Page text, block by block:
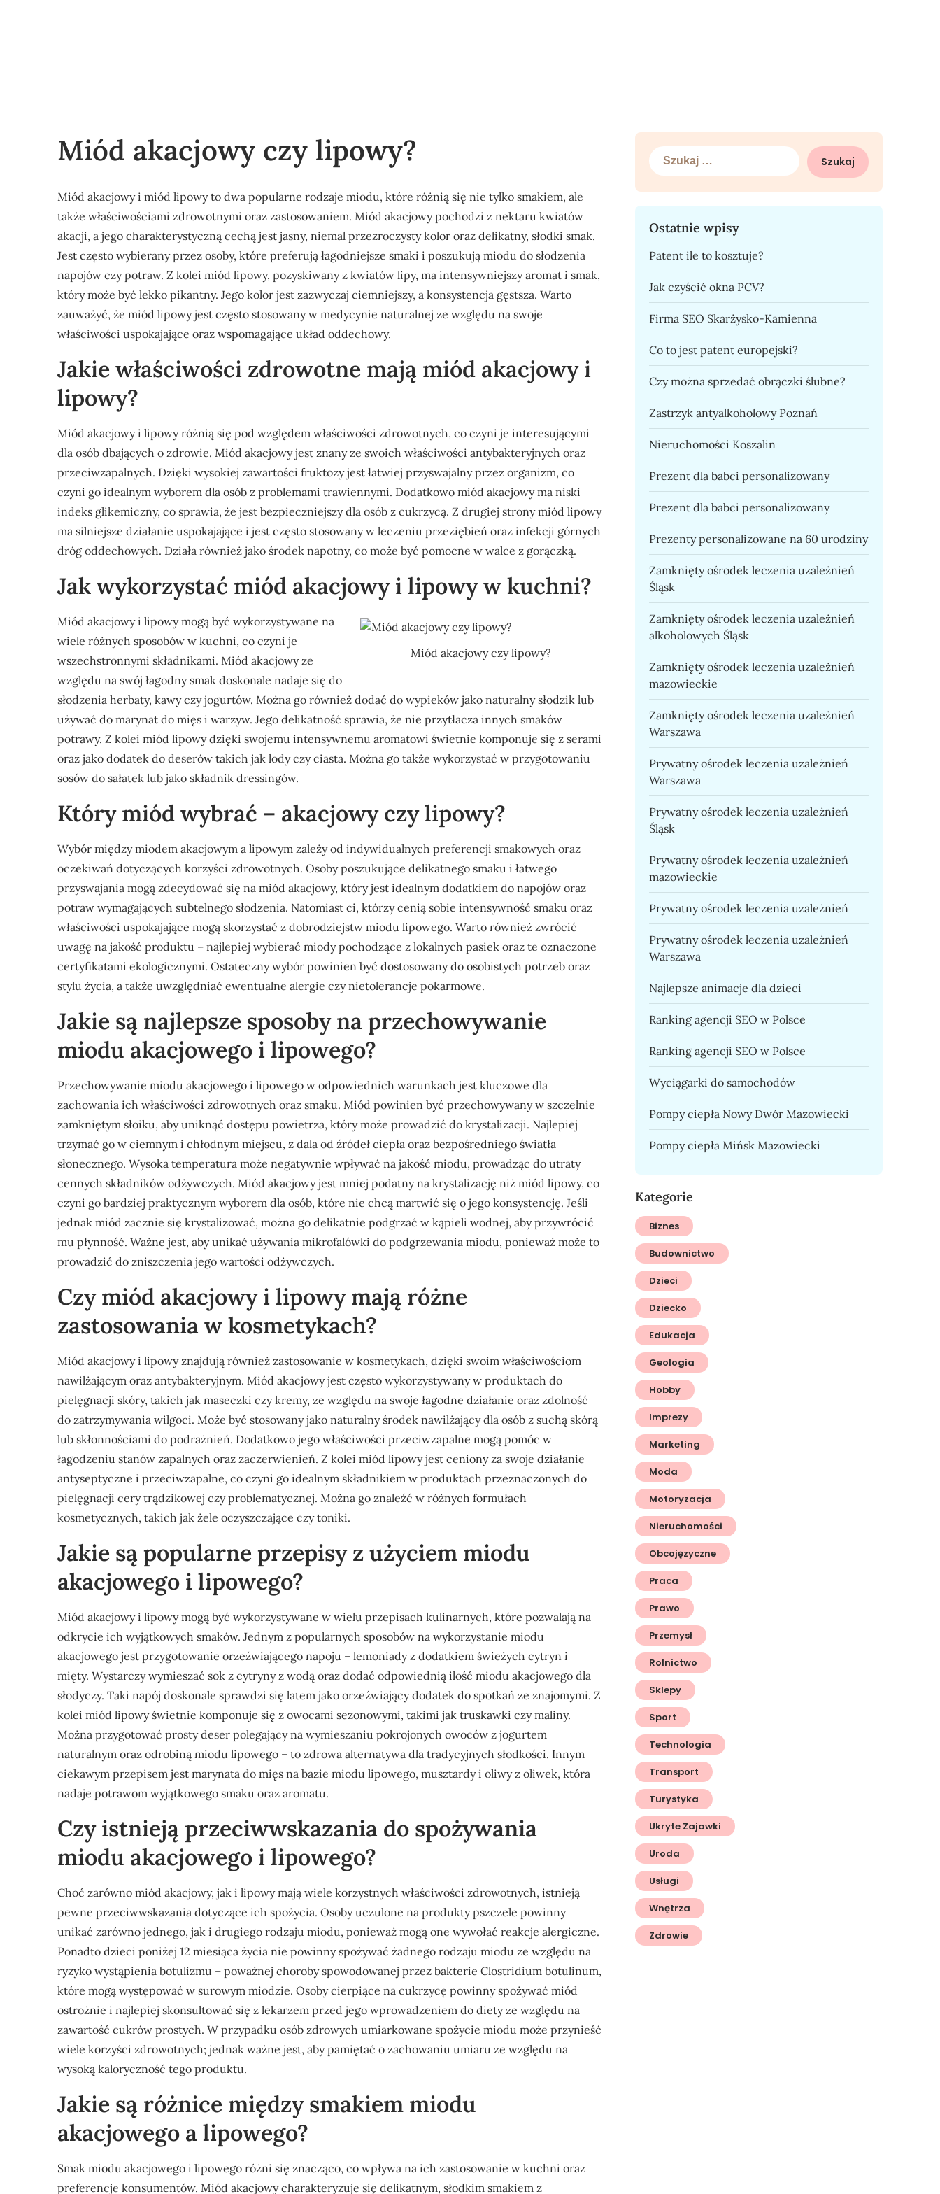
Miód akacjowy czy lipowy?
Miód akacjowy i miód lipowy to dwa popularne rodzaje miodu, które różnią się nie tylko smakiem, ale
także właściwościami zdrowotnymi oraz zastosowaniem. Miód akacjowy pochodzi z nektaru kwiatów
akacji, a jego charakterystyczną cechą jest jasny, niemal przezroczysty kolor oraz delikatny, słodki smak.
Jest często wybierany przez osoby, które preferują łagodniejsze smaki i poszukują miodu do słodzenia
napojów czy potraw. Z kolei miód lipowy, pozyskiwany z kwiatów lipy, ma intensywniejszy aromat i smak,
który może być lekko pikantny. Jego kolor jest zazwyczaj ciemniejszy, a konsystencja gęstsza. Warto
zauważyć, że miód lipowy jest często stosowany w medycynie naturalnej ze względu na swoje
właściwości uspokajające oraz wspomagające układ oddechowy.
Jakie właściwości zdrowotne mają miód akacjowy i
lipowy?
Miód akacjowy i lipowy różnią się pod względem właściwości zdrowotnych, co czyni je interesującymi
dla osób dbających o zdrowie. Miód akacjowy jest znany ze swoich właściwości antybakteryjnych oraz
przeciwzapalnych. Dzięki wysokiej zawartości fruktozy jest łatwiej przyswajalny przez organizm, co
czyni go idealnym wyborem dla osób z problemami trawiennymi. Dodatkowo miód akacjowy ma niski
indeks glikemiczny, co sprawia, że jest bezpieczniejszy dla osób z cukrzycą. Z drugiej strony miód lipowy
ma silniejsze działanie uspokajające i jest często stosowany w leczeniu przeziębień oraz infekcji górnych
dróg oddechowych. Działa również jako środek napotny, co może być pomocne w walce z gorączką.
Jak wykorzystać miód akacjowy i lipowy w kuchni?
Miód akacjowy czy lipowy?
Miód akacjowy i lipowy mogą być wykorzystywane na
wiele różnych sposobów w kuchni, co czyni je
wszechstronnymi składnikami. Miód akacjowy ze
względu na swój łagodny smak doskonale nadaje się do
słodzenia herbaty, kawy czy jogurtów. Można go również dodać do wypieków jako naturalny słodzik lub
używać do marynat do mięs i warzyw. Jego delikatność sprawia, że nie przytłacza innych smaków
potrawy. Z kolei miód lipowy dzięki swojemu intensywnemu aromatowi świetnie komponuje się z serami
oraz jako dodatek do deserów takich jak lody czy ciasta. Można go także wykorzystać w przygotowaniu
sosów do sałatek lub jako składnik dressingów.
Który miód wybrać – akacjowy czy lipowy?
Wybór między miodem akacjowym a lipowym zależy od indywidualnych preferencji smakowych oraz
oczekiwań dotyczących korzyści zdrowotnych. Osoby poszukujące delikatnego smaku i łatwego
przyswajania mogą zdecydować się na miód akacjowy, który jest idealnym dodatkiem do napojów oraz
potraw wymagających subtelnego słodzenia. Natomiast ci, którzy cenią sobie intensywność smaku oraz
właściwości uspokajające mogą skorzystać z dobrodziejstw miodu lipowego. Warto również zwrócić
uwagę na jakość produktu – najlepiej wybierać miody pochodzące z lokalnych pasiek oraz te oznaczone
certyfikatami ekologicznymi. Ostateczny wybór powinien być dostosowany do osobistych potrzeb oraz
stylu życia, a także uwzględniać ewentualne alergie czy nietolerancje pokarmowe.
Jakie są najlepsze sposoby na przechowywanie
miodu akacjowego i lipowego?
Przechowywanie miodu akacjowego i lipowego w odpowiednich warunkach jest kluczowe dla
zachowania ich właściwości zdrowotnych oraz smaku. Miód powinien być przechowywany w szczelnie
zamkniętym słoiku, aby uniknąć dostępu powietrza, który może prowadzić do krystalizacji. Najlepiej
trzymać go w ciemnym i chłodnym miejscu, z dala od źródeł ciepła oraz bezpośredniego światła
słonecznego. Wysoka temperatura może negatywnie wpływać na jakość miodu, prowadząc do utraty
cennych składników odżywczych. Miód akacjowy jest mniej podatny na krystalizację niż miód lipowy, co
czyni go bardziej praktycznym wyborem dla osób, które nie chcą martwić się o jego konsystencję. Jeśli
jednak miód zacznie się krystalizować, można go delikatnie podgrzać w kąpieli wodnej, aby przywrócić
mu płynność. Ważne jest, aby unikać używania mikrofalówki do podgrzewania miodu, ponieważ może to
prowadzić do zniszczenia jego wartości odżywczych.
Czy miód akacjowy i lipowy mają różne
zastosowania w kosmetykach?
Miód akacjowy i lipowy znajdują również zastosowanie w kosmetykach, dzięki swoim właściwościom
nawilżającym oraz antybakteryjnym. Miód akacjowy jest często wykorzystywany w produktach do
pielęgnacji skóry, takich jak maseczki czy kremy, ze względu na swoje łagodne działanie oraz zdolność
do zatrzymywania wilgoci. Może być stosowany jako naturalny środek nawilżający dla osób z suchą skórą
lub skłonnościami do podrażnień. Dodatkowo jego właściwości przeciwzapalne mogą pomóc w
łagodzeniu stanów zapalnych oraz zaczerwienień. Z kolei miód lipowy jest ceniony za swoje działanie
antyseptyczne i przeciwzapalne, co czyni go idealnym składnikiem w produktach przeznaczonych do
pielęgnacji cery trądzikowej czy problematycznej. Można go znaleźć w różnych formułach
kosmetycznych, takich jak żele oczyszczające czy toniki.
Jakie są popularne przepisy z użyciem miodu
akacjowego i lipowego?
Miód akacjowy i lipowy mogą być wykorzystywane w wielu przepisach kulinarnych, które pozwalają na
odkrycie ich wyjątkowych smaków. Jednym z popularnych sposobów na wykorzystanie miodu
akacjowego jest przygotowanie orzeźwiającego napoju – lemoniady z dodatkiem świeżych cytryn i
mięty. Wystarczy wymieszać sok z cytryny z wodą oraz dodać odpowiednią ilość miodu akacjowego dla
słodyczy. Taki napój doskonale sprawdzi się latem jako orzeźwiający dodatek do spotkań ze znajomymi. Z
kolei miód lipowy świetnie komponuje się z owocami sezonowymi, takimi jak truskawki czy maliny.
Można przygotować prosty deser polegający na wymieszaniu pokrojonych owoców z jogurtem
naturalnym oraz odrobiną miodu lipowego – to zdrowa alternatywa dla tradycyjnych słodkości. Innym
ciekawym przepisem jest marynata do mięs na bazie miodu lipowego, musztardy i oliwy z oliwek, która
nadaje potrawom wyjątkowego smaku oraz aromatu.
Czy istnieją przeciwwskazania do spożywania
miodu akacjowego i lipowego?
Choć zarówno miód akacjowy, jak i lipowy mają wiele korzystnych właściwości zdrowotnych, istnieją
pewne przeciwwskazania dotyczące ich spożycia. Osoby uczulone na produkty pszczele powinny
unikać zarówno jednego, jak i drugiego rodzaju miodu, ponieważ mogą one wywołać reakcje alergiczne.
Ponadto dzieci poniżej 12 miesiąca życia nie powinny spożywać żadnego rodzaju miodu ze względu na
ryzyko wystąpienia botulizmu – poważnej choroby spowodowanej przez bakterie Clostridium botulinum,
które mogą występować w surowym miodzie. Osoby cierpiące na cukrzycę powinny spożywać miód
ostrożnie i najlepiej skonsultować się z lekarzem przed jego wprowadzeniem do diety ze względu na
zawartość cukrów prostych. W przypadku osób zdrowych umiarkowane spożycie miodu może przynieść
wiele korzyści zdrowotnych; jednak ważne jest, aby pamiętać o zachowaniu umiaru ze względu na
wysoką kaloryczność tego produktu.
Jakie są różnice między smakiem miodu
akacjowego a lipowego?
Smak miodu akacjowego i lipowego różni się znacząco, co wpływa na ich zastosowanie w kuchni oraz
preferencje konsumentów. Miód akacjowy charakteryzuje się delikatnym, słodkim smakiem z
Szukaj:
Ostatnie wpisy
Patent ile to kosztuje?
Jak czyścić okna PCV?
Firma SEO Skarżysko-Kamienna
Co to jest patent europejski?
Czy można sprzedać obrączki ślubne?
Zastrzyk antyalkoholowy Poznań
Nieruchomości Koszalin
Prezent dla babci personalizowany
Prezent dla babci personalizowany
Prezenty personalizowane na 60 urodziny
Zamknięty ośrodek leczenia uzależnień
Śląsk
Zamknięty ośrodek leczenia uzależnień
alkoholowych Śląsk
Zamknięty ośrodek leczenia uzależnień
mazowieckie
Zamknięty ośrodek leczenia uzależnień
Warszawa
Prywatny ośrodek leczenia uzależnień
Warszawa
Prywatny ośrodek leczenia uzależnień
Śląsk
Prywatny ośrodek leczenia uzależnień
mazowieckie
Prywatny ośrodek leczenia uzależnień
Prywatny ośrodek leczenia uzależnień
Warszawa
Najlepsze animacje dla dzieci
Ranking agencji SEO w Polsce
Ranking agencji SEO w Polsce
Wyciągarki do samochodów
Pompy ciepła Nowy Dwór Mazowiecki
Pompy ciepła Mińsk Mazowiecki
Kategorie
Biznes
Budownictwo
Dzieci
Dziecko
Edukacja
Geologia
Hobby
Imprezy
Marketing
Moda
Motoryzacja
Nieruchomości
Obcojęzyczne
Praca
Prawo
Przemysł
Rolnictwo
Sklepy
Sport
Technologia
Transport
Turystyka
Ukryte Zajawki
Uroda
Usługi
Wnętrza
Zdrowie